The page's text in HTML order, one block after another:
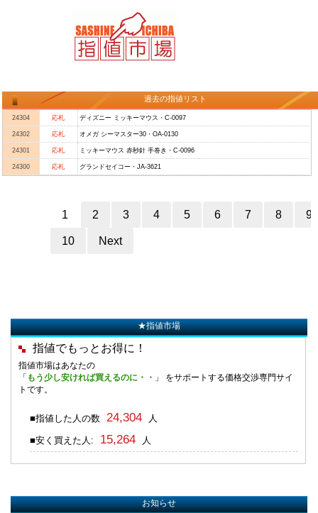
過去の指値リスト
24304 応札 ディズニー ミッキーマウス・C-0097
24302 応札 オメガ シーマスター30・OA-0130
24301 応札 ミッキーマウス 赤秒針 手巻き・C-0096
24300 応札 グランドセイコー・JA-3621
1 2 3 4 5 6 7 8 9
10 Next
★指値市場
指値でもっとお得に！
指値市場はあなたの
「 もう少し安ければ買えるのに・・ 」 をサポートする価格交渉専門サイ
トです。
■指値した人の数 24,304 人
■安く買えた人: 15,264 人
お知らせ